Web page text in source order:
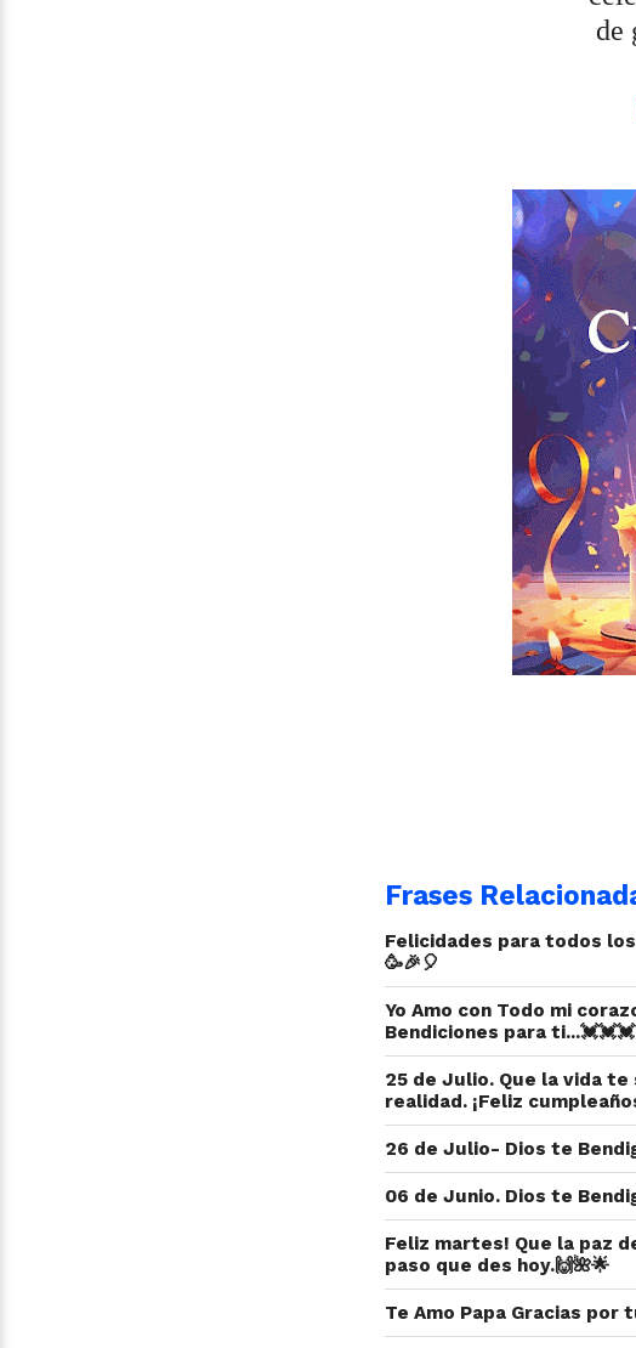
de
Frases
Felicidades para todos
🥳🎉🎈
Yo Amo con Todo mi
Bendiciones para ti...💓💓💓
25 de Julio. Que la vida
realidad. ¡Feliz
26 de Julio- Dios te
06 de Junio. Dios te
Feliz martes! Que la paz
paso que des hoy.🙌🌺🌟
Te Amo Papa Gracias por